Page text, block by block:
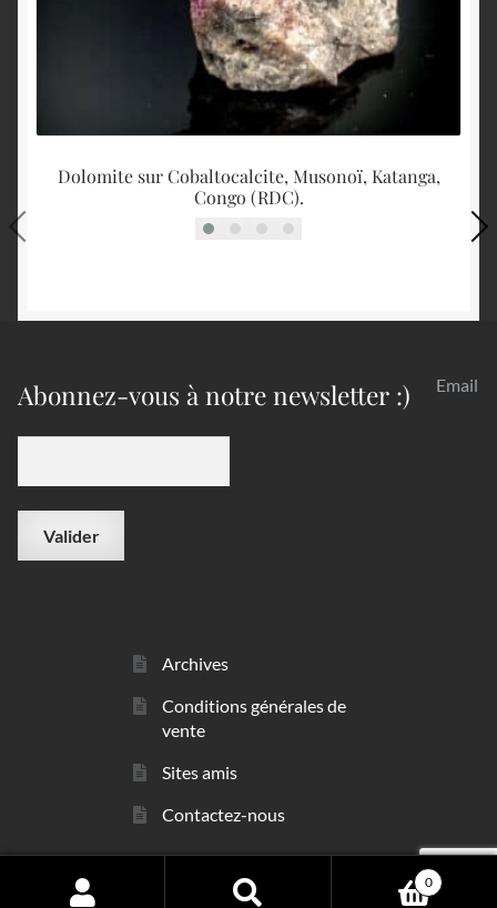
Dolomite sur Cobaltocalcite, Musonoï, Katanga,
Congo (RDC).
Abonnez-vous à notre newsletter :) Email
Archives
Conditions générales de
vente
Sites amis
Contactez-nous
© sarl Les Minéraux 2006 - 2026 0